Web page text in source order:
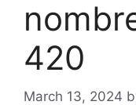
420
March 13, 2024